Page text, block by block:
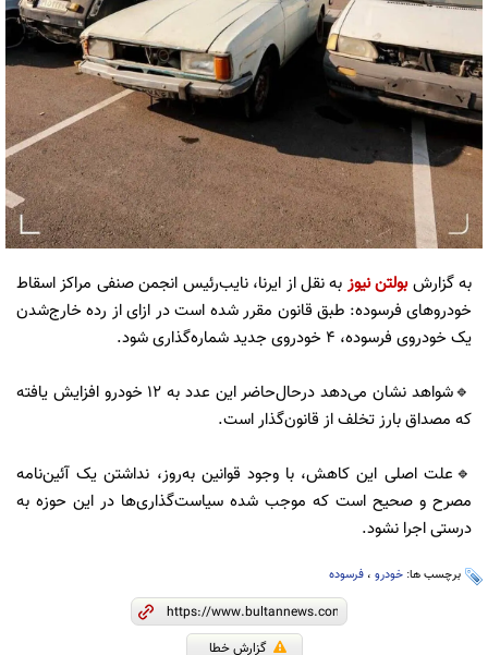
به گزارشبولتن نیوز به نقل از ایرنا، نایب‌رئیس انجمن صنفی مراکز اسقاط
خودروهای فرسوده: طبق قانون مقرر شده است در ازای از رده خارج‌شدن
یک خودروی فرسوده، ۴ خودروی جدید شماره‌گذاری شود.
🔹شواهد نشان می‌دهد درحال‌حاضر این عدد به ۱۲ خودرو افزایش یافته
که مصداق بارز تخلف از قانون‌گذار است.
🔹علت اصلی این کاهش، با وجود قوانین به‌روز، نداشتن یک آئین‌نامه
مصرح و صحیح است که موجب شده سیاست‌گذاری‌ها در این حوزه به
درستی اجرا نشود.
برچسب ها: خودرو ، فرسوده
گزارش خطا